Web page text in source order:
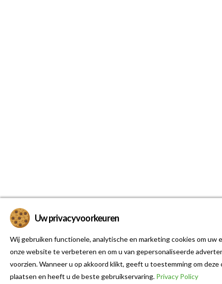
Uw privacyvoorkeuren
Wij gebruiken functionele, analytische en marketing cookies om uw
onze website te verbeteren en om u van gepersonaliseerde
voorzien. Wanneer u op akkoord klikt, geeft u toestemming om deze
plaatsen en heeft u de beste gebruikservaring. Privacy Policy